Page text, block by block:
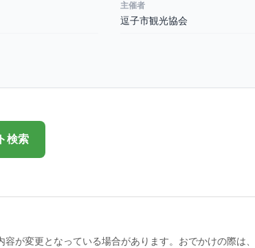
主催者
逗子市観光協会
検索
が変更となっている場合があります。おでかけの際は